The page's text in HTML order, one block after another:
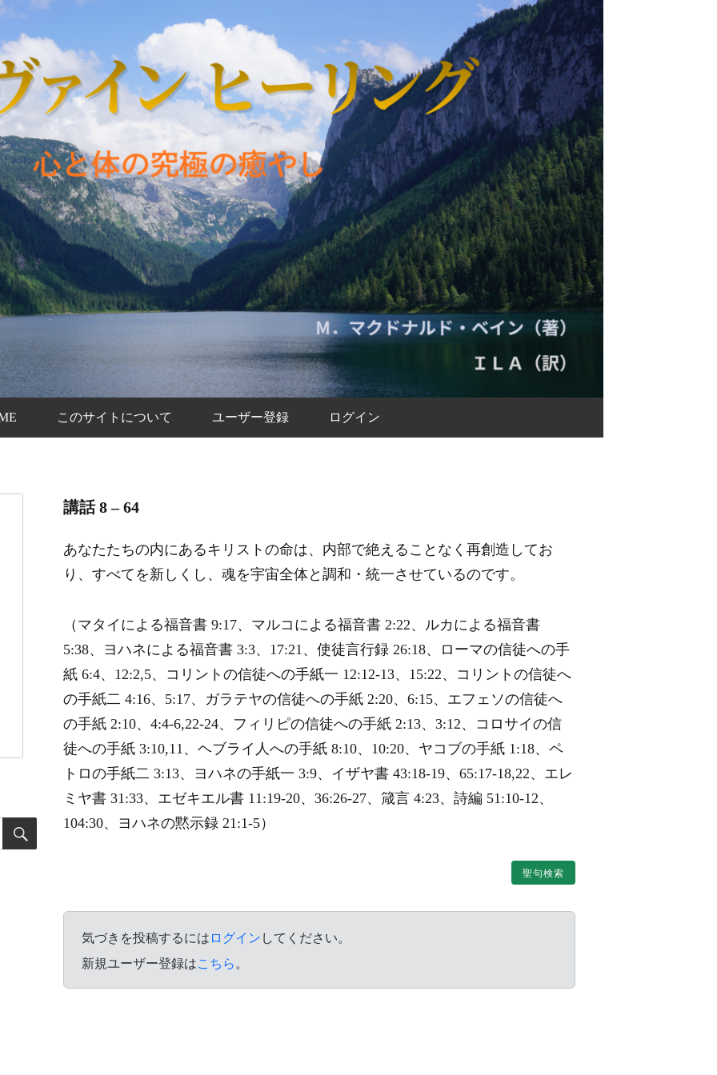
このサイトについて ユーザー登録 ログイン
講話 8 – 64
あなたたちの内にあるキリストの命は、内部で絶えることなく再創造してお
り、すべてを新しくし、魂を宇宙全体と調和・統一させているのです。
（マタイによる福音書 9:17、マルコによる福音書 2:22、ルカによる福音書
5:38、ヨハネによる福音書 3:3、17:21、使徒言行録 26:18、ローマの信徒への手
紙 6:4、12:2,5、コリントの信徒への手紙一 12:12-13、15:22、コリントの信徒へ
の手紙二 4:16、5:17、ガラテヤの信徒への手紙 2:20、6:15、エフェソの信徒へ
の手紙 2:10、4:4-6,22-24、フィリピの信徒への手紙 2:13、3:12、コロサイの信
徒への手紙 3:10,11、ヘブライ人への手紙 8:10、10:20、ヤコブの手紙 1:18、ペ
トロの手紙二 3:13、ヨハネの手紙一 3:9、イザヤ書 43:18-19、65:17-18,22、エレ
ミヤ書 31:33、エゼキエル書 11:19-20、36:26-27、箴言 4:23、詩編 51:10-12、
104:30、ヨハネの黙示録 21:1-5）
聖句検索
気づきを投稿するには ログイン してください。
新規ユーザー登録はこちら 。